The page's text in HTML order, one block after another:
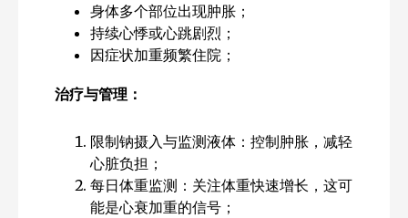
身体多个部位出现肿胀；
持续心悸或心跳剧烈；
因症状加重频繁住院；
治疗与管理：
限制钠摄入与监测液体：控制肿胀，减轻
心脏负担；
每日体重监测：关注体重快速增长，这可
能是心衰加重的信号；